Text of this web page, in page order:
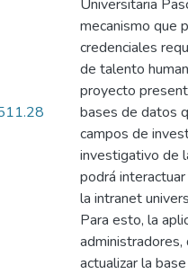
Universitaria
mecanismo que
credenciales
de talento
proyecto
bases de datos
campos de
investigativo de
podrá
la intranet
Para esto, la
actualizar la